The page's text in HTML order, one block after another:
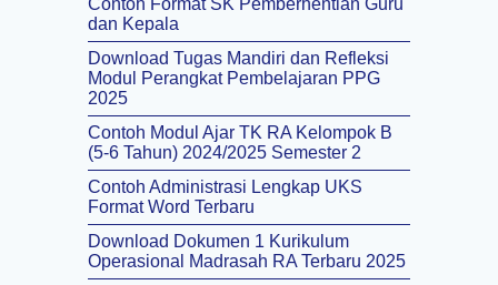
Contoh Format SK Pemberhentian Guru
dan Kepala
Download Tugas Mandiri dan Refleksi
Modul Perangkat Pembelajaran PPG
2025
Contoh Modul Ajar TK RA Kelompok B
(5-6 Tahun) 2024/2025 Semester 2
Contoh Administrasi Lengkap UKS
Format Word Terbaru
Download Dokumen 1 Kurikulum
Operasional Madrasah RA Terbaru 2025